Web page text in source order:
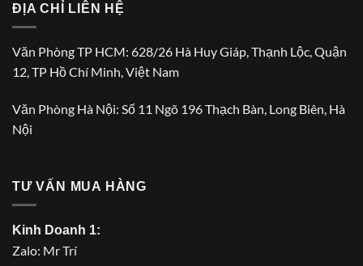
ĐỊA CHỈ LIÊN HỆ
Văn Phòng TP HCM: 628/26 Hà Huy Giáp, Thạnh Lộc, Quận
12, TP Hồ Chí Minh, Việt Nam
Văn Phòng Hà Nội: Số 11 Ngõ 196 Thạch Bàn, Long Biên, Hà
Nội
TƯ VẤN MUA HÀNG
Kinh Doanh 1:
Zalo: Mr Trí